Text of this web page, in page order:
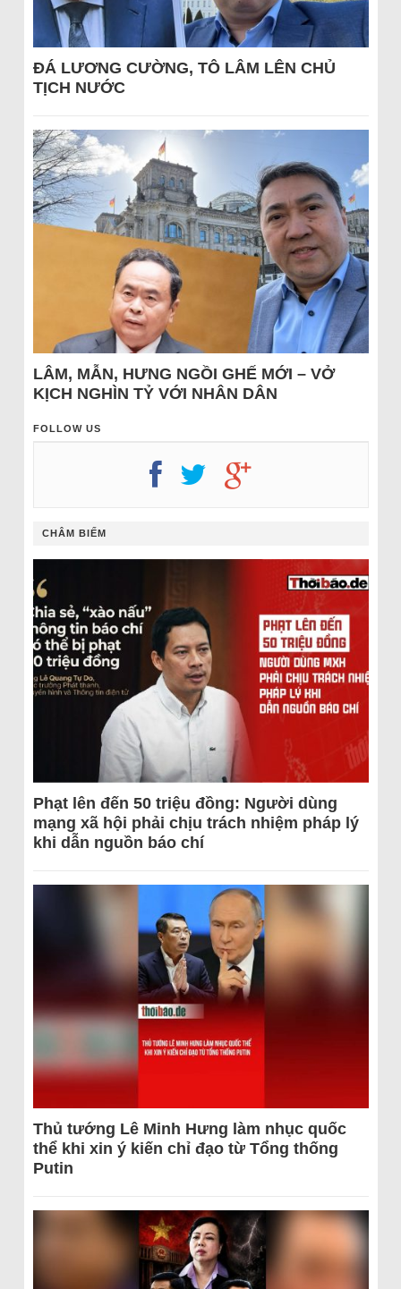
ĐÁ LƯƠNG CƯỜNG, TÔ LÂM LÊN CHỦ
TỊCH NƯỚC
LÂM, MẪN, HƯNG NGỒI GHẾ MỚI – VỞ
KỊCH NGHÌN TỶ VỚI NHÂN DÂN
FOLLOW US
CHÂM BIẾM
Phạt lên đến 50 triệu đồng: Người dùng
mạng xã hội phải chịu trách nhiệm pháp lý
khi dẫn nguồn báo chí
Thủ tướng Lê Minh Hưng làm nhục quốc
thể khi xin ý kiến chỉ đạo từ Tổng thống
Putin